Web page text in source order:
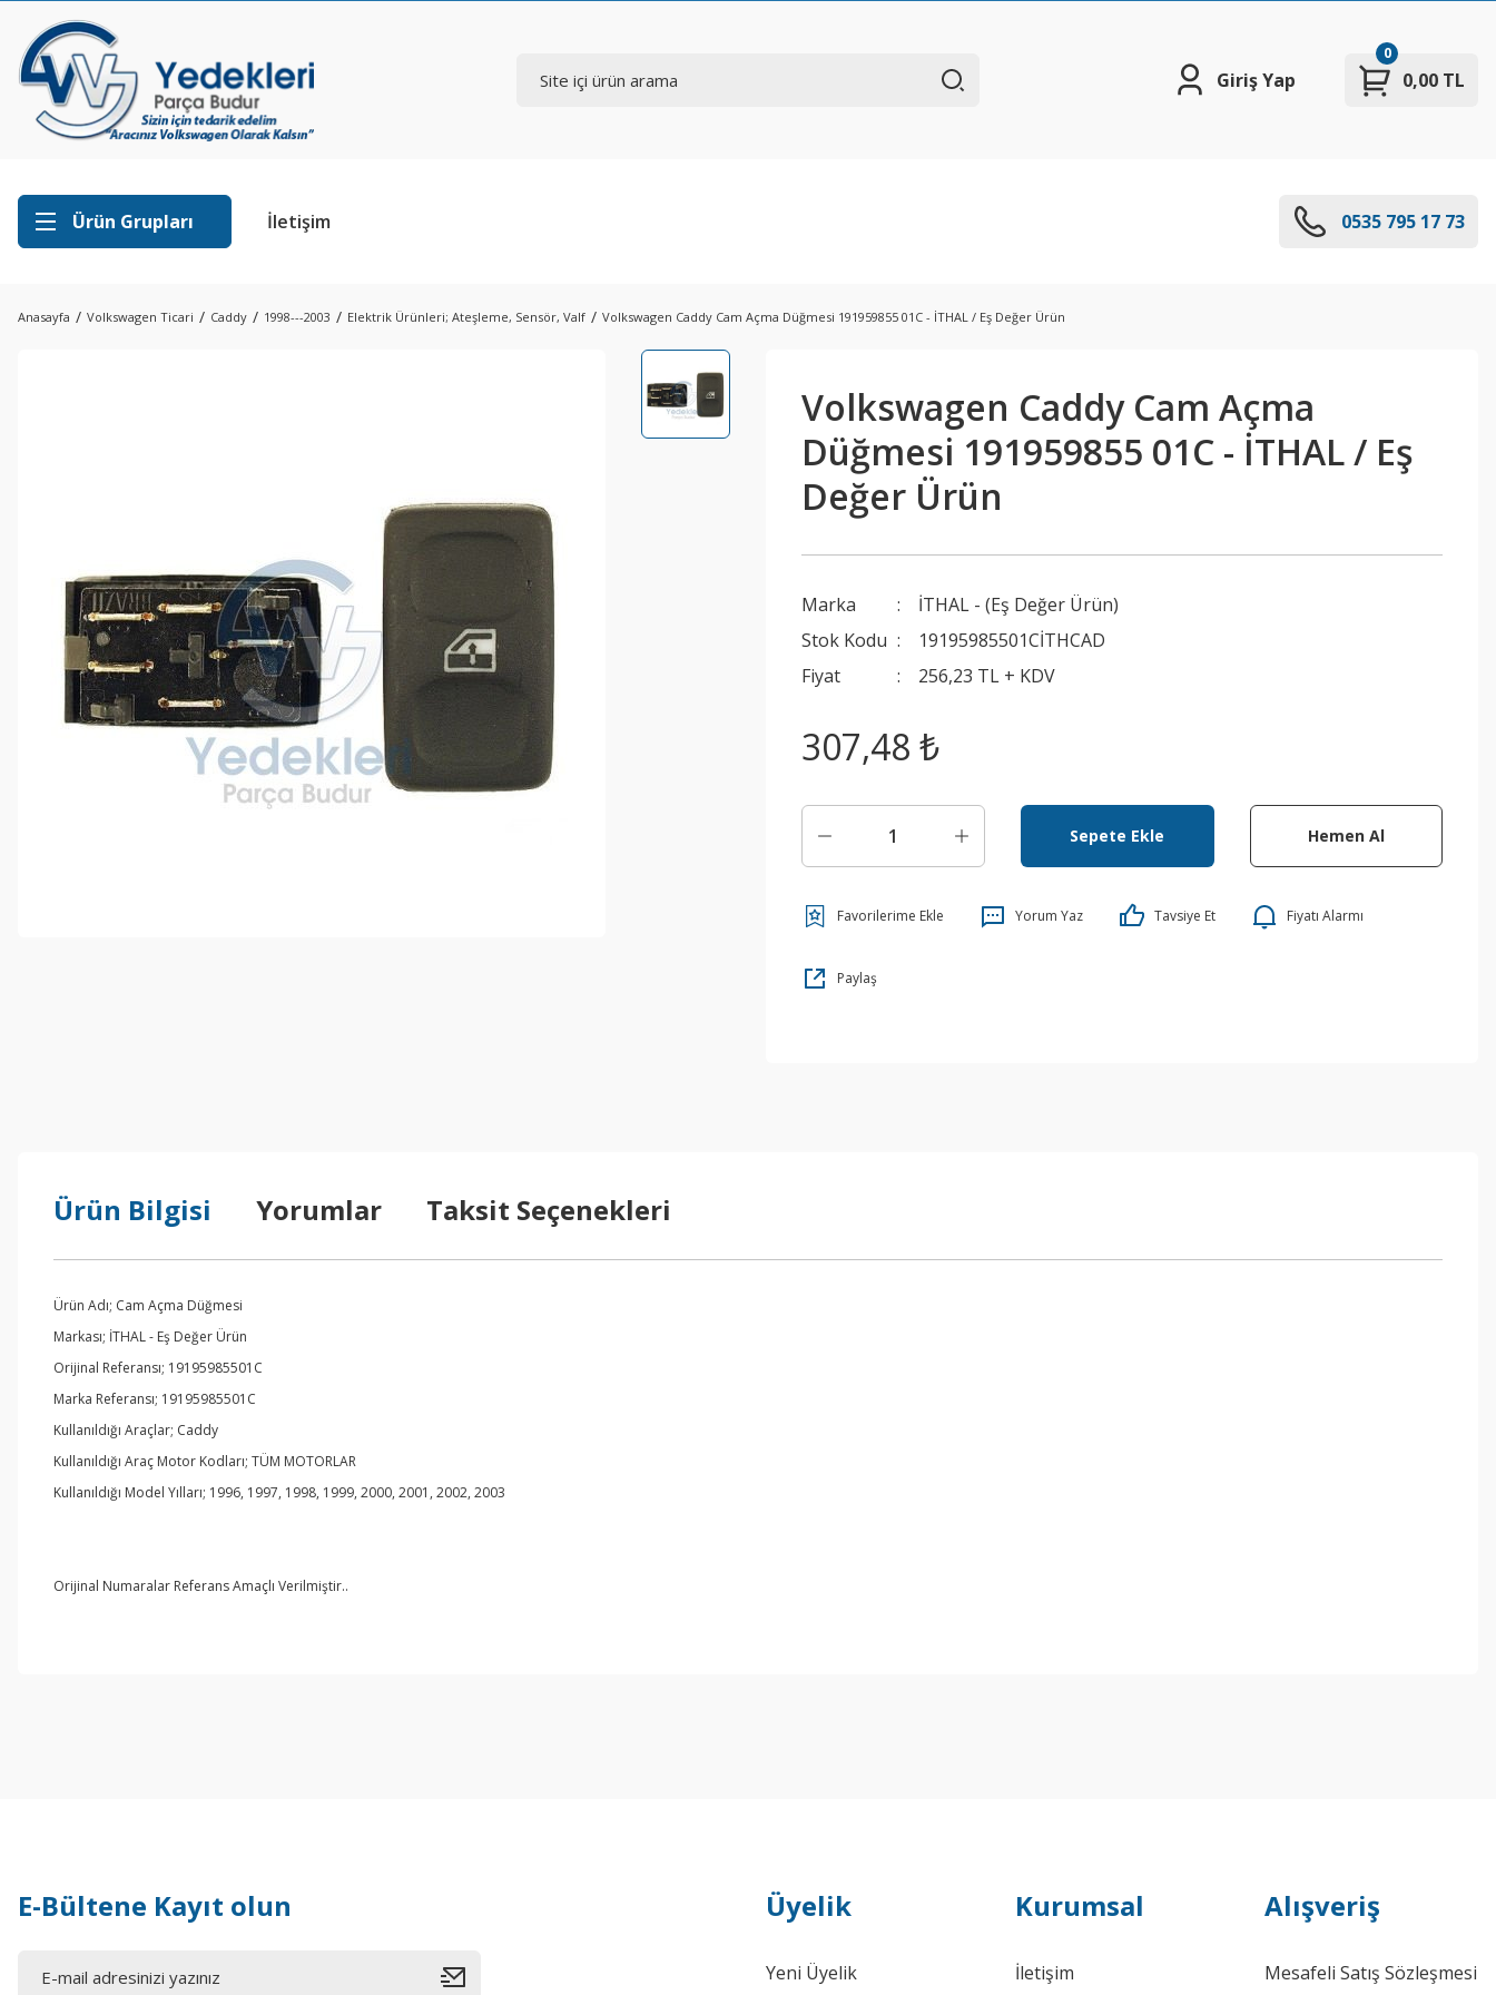
Giriş Yap 0,00 TL
0
Ürün Grupları İletişim 0535 795 17 73
Anasayfa Volkswagen Ticari Caddy 1998---2003 Elektrik Ürünleri; Ateşleme, Sensör, Valf Volkswagen Caddy Cam Açma Düğmesi 191959855 01C - İTHAL / Eş Değer Ürün
Volkswagen Caddy Cam Açma
Düğmesi 191959855 01C - İTHAL / Eş
Değer Ürün
Marka
İTHAL - (Eş Değer Ürün)
Stok Kodu
19195985501CİTHCAD
Fiyat
256,23 TL + KDV
307,48 ₺
Sepete Ekle Hemen Al
Yorum Yaz Tavsiye Et Fiyatı Alarmı
Paylaş
Ürün Bilgisi Yorumlar Taksit Seçenekleri
Ürün Adı; Cam Açma Düğmesi
Markası; İTHAL - Eş Değer Ürün
Orijinal Referansı; 19195985501C
Marka Referansı; 19195985501C
Kullanıldığı Araçlar; Caddy
Kullanıldığı Araç Motor Kodları; TÜM MOTORLAR
Kullanıldığı Model Yılları; 1996, 1997, 1998, 1999, 2000, 2001, 2002, 2003
Orijinal Numaralar Referans Amaçlı Verilmiştir..
E-Bültene Kayıt olun Üyelik
Yeni Üyelik
Kurumsal
İletişim
Alışveriş
Mesafeli Satış Sözleşmesi